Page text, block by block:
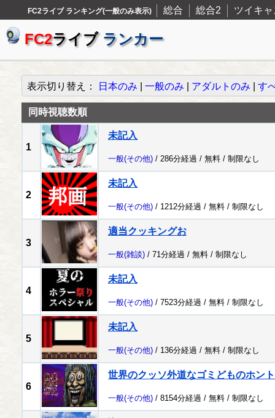
FC2ライブ ランキング(一般のみ表示) 総合 総合2 ツイキャ
FC2ライブ ランカー
表示切り替え： 日本のみ 一般のみ アダルトのみ す
同時視聴数順
1
未記入
一般(その他) / 286分経過 / 無料 / 制限なし
2
未記入
一般(その他) / 1212分経過 / 無料 / 制限なし
3
適当クッキングお
一般(雑談) / 71分経過 / 無料 / 制限なし
4
未記入
一般(その他) / 7523分経過 / 無料 / 制限なし
5
未記入
一般(その他) / 136分経過 / 無料 / 制限なし
6
世界のクッソ外道なゴミどものホン
一般(その他) / 8154分経過 / 無料 / 制限なし